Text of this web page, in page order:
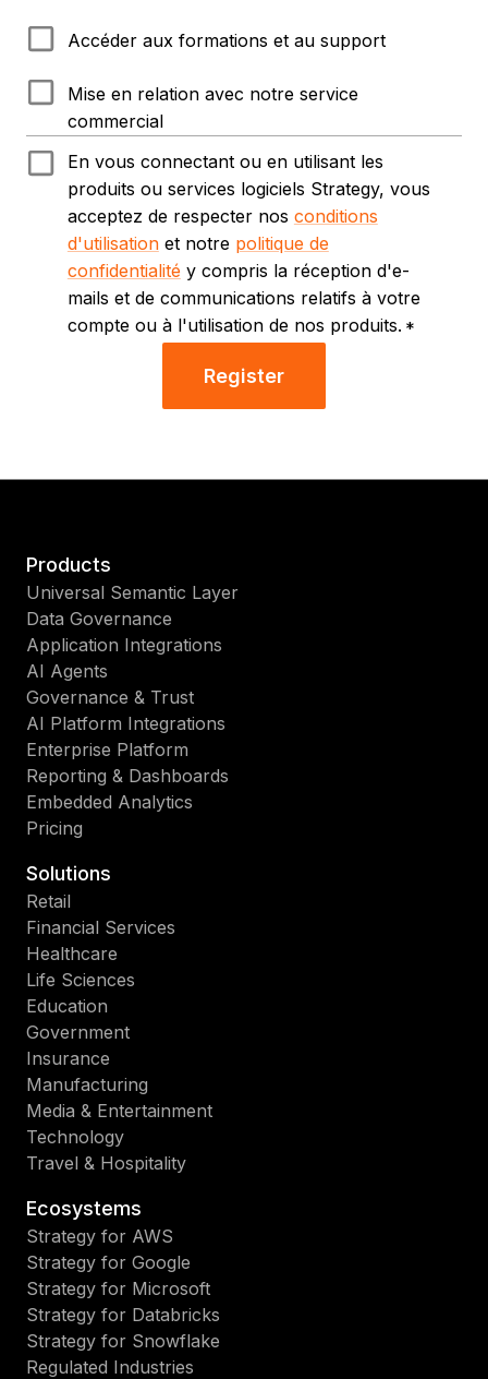
Accéder aux formations et au support
Mise en relation avec notre service
commercial
En vous connectant ou en utilisant les
produits ou services logiciels Strategy, vous
acceptez de respecter nos conditions
d'utilisationet notre politique de
confidentialité y compris la réception d'e-
mails et de communications relatifs à votre
compte ou à l'utilisation de nos produits. *
Register
Products
Universal Semantic Layer
Data Governance
Application Integrations
AI Agents
Governance & Trust
AI Platform Integrations
Enterprise Platform
Reporting & Dashboards
Embedded Analytics
Pricing
Solutions
Retail
Financial Services
Healthcare
Life Sciences
Education
Government
Insurance
Manufacturing
Media & Entertainment
Technology
Travel & Hospitality
Ecosystems
Strategy for AWS
Strategy for Google
Strategy for Microsoft
Strategy for Databricks
Strategy for Snowflake
Regulated Industries